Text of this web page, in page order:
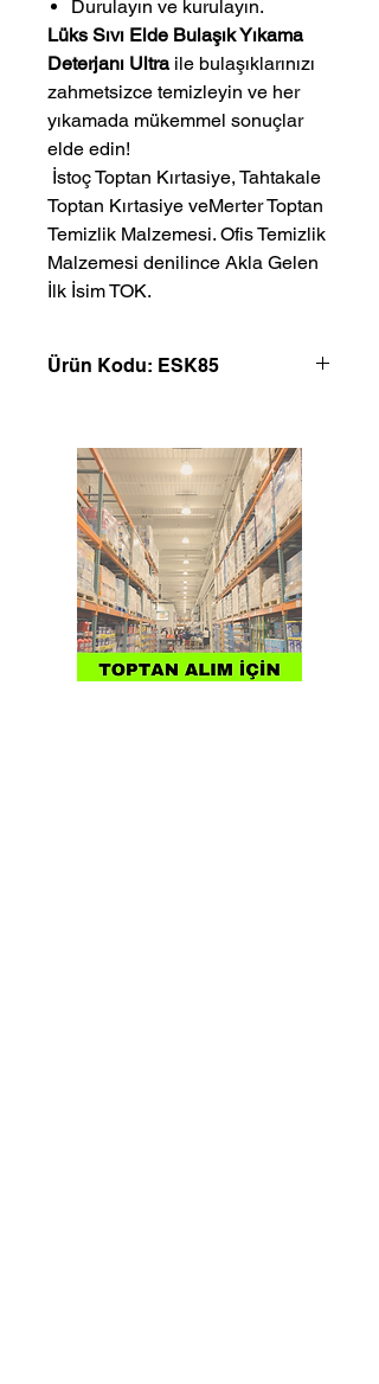
Durulayın ve kurulayın.
Lüks Sıvı Elde Bulaşık Yıkama
Deterjanı Ultraile bulaşıklarınızı
zahmetsizce temizleyin ve her
yıkamada mükemmel sonuçlar
elde edin!
Toptan Kırtasiye veMerter Toptan
Temizlik Malzemesi. Ofis Temizlik
Malzemesi denilince Akla Gelen
İlk İsim TOK.
Ürün Kodu: ESK85